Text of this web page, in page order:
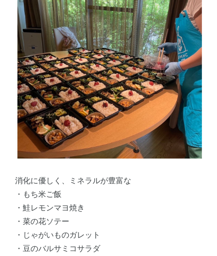
消化に優しく、ミネラルが豊富な
・もち米ご飯
・鮭レモンマヨ焼き
・菜の花ソテー
・じゃがいものガレット
・豆のバルサミコサラダ